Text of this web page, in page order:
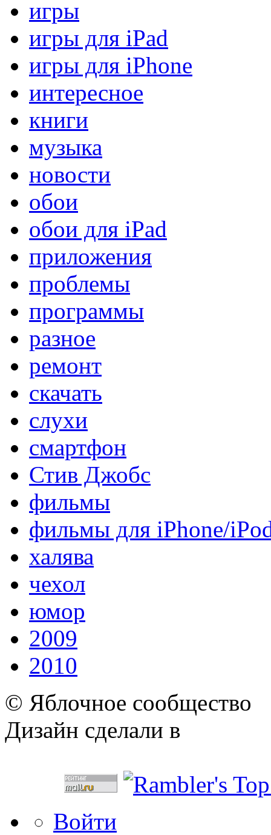
игры
игры для iPad
игры для iPhone
интересное
книги
музыка
новости
обои
обои для iPad
приложения
проблемы
программы
разное
ремонт
скачать
слухи
смартфон
Стив Джобс
фильмы
фильмы для iPhone/
халява
чехол
юмор
2009
2010
© Яблочное сообщество
Дизайн сделали в
Войти